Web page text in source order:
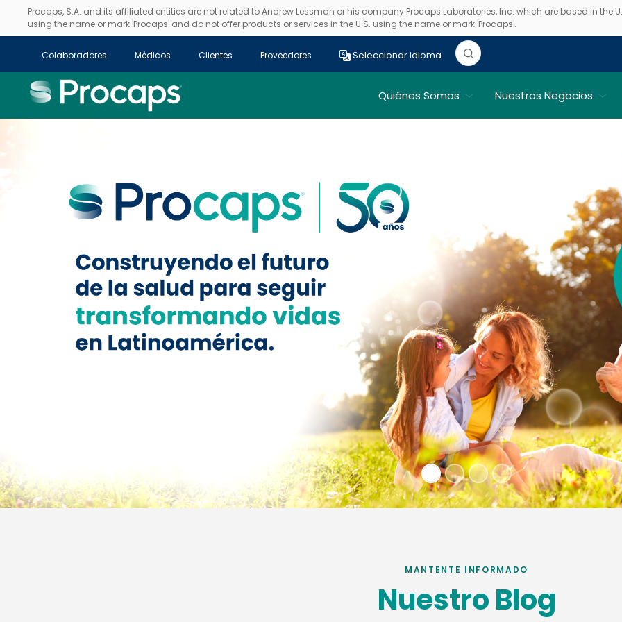
Procaps, S.A. and its affiliated entities are not related to Andrew Lessman or his company Procaps Laboratories, Inc. which are based in the
using the name or mark 'Procaps' and do not offer products or services in the U.S. using the name or mark 'Procaps'.
Colaboradores Médicos Clientes Proveedores Seleccionar idioma
Quiénes Somos Nuestros Negocios
Previous
MANTENTE INFORMADO
Nuestro Blog